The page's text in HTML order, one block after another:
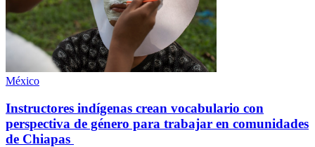
México
Instructores indígenas crean vocabulario con
perspectiva de género para trabajar en comunidades
de Chiapas